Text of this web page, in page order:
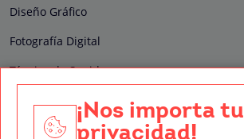
Diseño Gráfico
Fotografía Digital
Técnico de Sonido
Edición y Postproducción de Vídeo
¡Nos importa tu
privacidad!